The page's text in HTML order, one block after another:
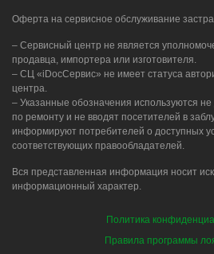
Оферта на сервисное обслуживание
– Сервисный центр не является
продавца, импортера или изготовителя.
– СЦ «iDocСервис» не имеет статуса
центра.
– Указанные обозначения используются
по ремонту и не вводят посетителей в
информируют потребителей о доступных
соответствующих правообладателей.
Вся представленная информация носит
информационный характер.
Политика
Правила программы